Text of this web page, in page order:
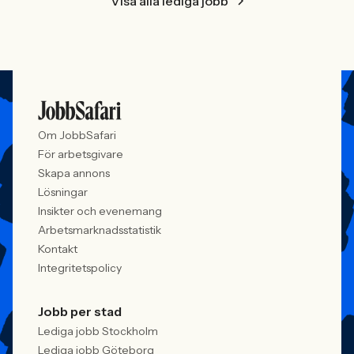
Om JobbSafari
För arbetsgivare
Skapa annons
Lösningar
Insikter och evenemang
Arbetsmarknadsstatistik
Kontakt
Integritetspolicy
Jobb per stad
Lediga jobb Stockholm
Lediga jobb Göteborg